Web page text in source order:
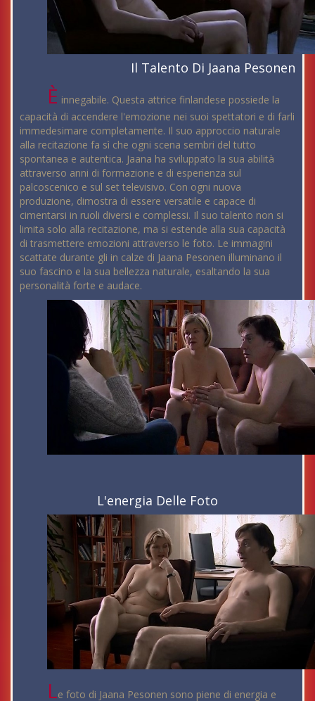
Il Talento Di Jaana Pesonen
È innegabile. Questa attrice finlandese possiede la
capacità di accendere l'emozione nei suoi spettatori e di farli
immedesimare completamente. Il suo approccio naturale
alla recitazione fa sì che ogni scena sembri del tutto
spontanea e autentica. Jaana ha sviluppato la sua abilità
attraverso anni di formazione e di esperienza sul
palcoscenico e sul set televisivo. Con ogni nuova
produzione, dimostra di essere versatile e capace di
cimentarsi in ruoli diversi e complessi. Il suo talento non si
limita solo alla recitazione, ma si estende alla sua capacità
di trasmettere emozioni attraverso le foto. Le immagini
scattate durante gli in calze di Jaana Pesonen illuminano il
suo fascino e la sua bellezza naturale, esaltando la sua
personalità forte e audace.
L'energia Delle Foto
Le foto di Jaana Pesonen sono piene di energia e